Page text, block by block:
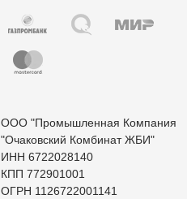
ООО "Промышленная Компания
"Очаковский Комбинат ЖБИ"
ИНН 6722028140
КПП 772901001
ОГРН 1126722001141